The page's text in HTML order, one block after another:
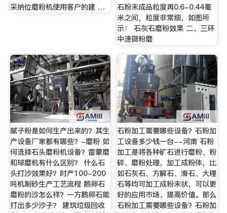
采纳位磨粉机使用客户的建 …
石粉末成品粒度再0.6-0.44毫
米之间，粒度非常细，如图所
示： 石灰石磨粉效果 二、三环
中速微粉磨
腻子粉是如何生产出来的？其生
产设备厂家都有哪些？-磨粉 如
何选择石头磨粉机设备？雷蒙磨
和球磨机有什么区别？ 什么石
头打沙效果好？时产100-200
吨机制砂生产工艺流程 鹅卵石
磨粉的沙怎么样？一方鹅卵石能
打出多少沙子？ 建筑垃圾回收
石粉加工需要哪些设备？石粉加
工设备多少钱一台--河南 石粉
加工是将各种矿石进行磨粉、粉
碎、磨粉处理，加工成粉体，比
如石灰石、方解石、滑石、大理
石等均可加工成粉末状，可以更
好的应用市场、提高价值。那么
石粉加工需要哪些设备？石粉加